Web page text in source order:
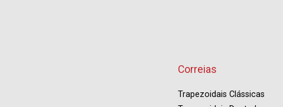
Correias
Trapezoidais Clássicas